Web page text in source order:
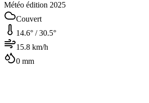
Météo édition 2025
Couvert
14.6° /30.5°
15.8 km/h
0 mm